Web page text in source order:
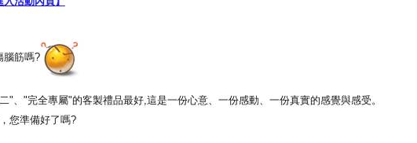
腦筋嗎?
"完全專屬"的客製禮品最好,這是一份心意、一份感動、一份真實的感覺與感受。
您準備好了嗎?